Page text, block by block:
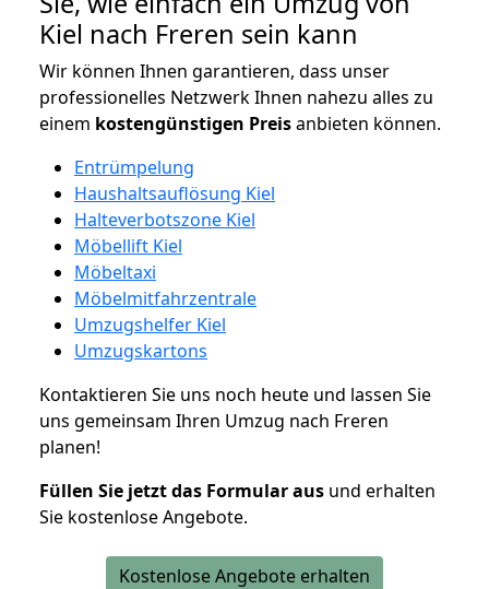
Kiel nach Freren sein kann
Wir können Ihnen garantieren, dass unser
professionelles Netzwerk Ihnen nahezu alles zu
einem kostengünstigen Preisanbieten können.
Entrümpelung
Haushaltsauflösung Kiel
Halteverbotszone Kiel
Möbellift Kiel
Möbeltaxi
Möbelmitfahrzentrale
Umzugshelfer Kiel
Umzugskartons
Kontaktieren Sie uns noch heute und lassen Sie
uns gemeinsam Ihren Umzug nach Freren
planen!
Füllen Sie jetzt das Formular aus und erhalten
Sie kostenlose Angebote.
Kostenlose Angebote erhalten